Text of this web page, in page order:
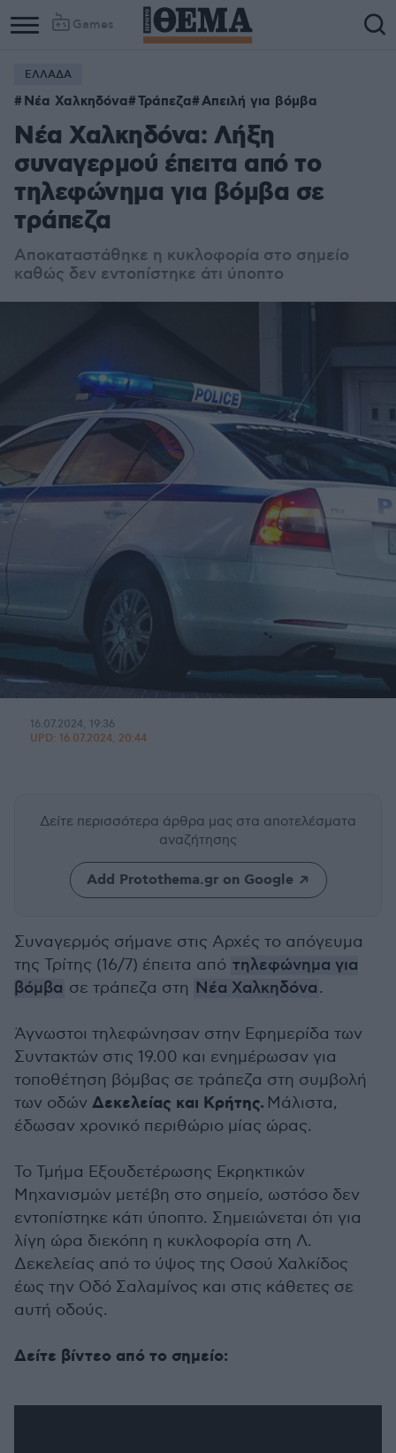
Games
ΕΛΛΑΔΑ
Νέα Χαλκηδόνα Τράπεζα Απειλή για βόμβα
Νέα Χαλκηδόνα: Λήξη
συναγερμού έπειτα από το
τηλεφώνημα για βόμβα σε
τράπεζα
Αποκαταστάθηκε η κυκλοφορία στο σημείο
καθώς δεν εντοπίστηκε άτι ύποπτο
16.07.2024, 19:36
UPD: 16.07.2024, 20:44
Δείτε περισσότερα άρθρα μας στα αποτελέσματα
αναζήτησης
Add Protothema.gr on Google
Συναγερμός σήμανε στις Αρχές το απόγευμα
της Τρίτης (16/7) έπειτα από τηλεφώνημα για
βόμβα σε τράπεζα στη Νέα Χαλκηδόνα.
Άγνωστοι τηλεφώνησαν στην Εφημερίδα των
Συντακτών στις 19.00 και ενημέρωσαν για
τοποθέτηση βόμβας σε τράπεζα στη συμβολή
των οδών Δεκελείας και Κρήτης. Μάλιστα,
έδωσαν χρονικό περιθώριο μίας ώρας.
Το Τμήμα Εξουδετέρωσης Εκρηκτικών
Μηχανισμών μετέβη στο σημείο, ωστόσο δεν
εντοπίστηκε κάτι ύποπτο. Σημειώνεται ότι για
λίγη ώρα διεκόπη η κυκλοφορία στη Λ.
Δεκελείας από το ύψος της Οσού Χαλκίδος
έως την Οδό Σαλαμίνος και στις κάθετες σε
αυτή οδούς.
Δείτε βίντεο από το σημείο: